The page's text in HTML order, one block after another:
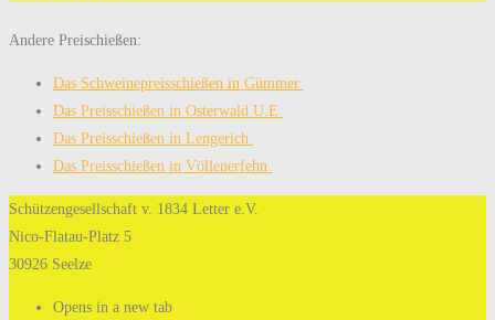
Andere Preischießen:
Das Schweinepreisschießen in Gümmer
Das Preisschießen in Osterwald U.E
Das Preisschießen in Lengerich
Das Preisschießen in Völlenerfehn
Schützengesellschaft v. 1834 Letter e.V.
Nico-Flatau-Platz 5
30926 Seelze
Opens in a new tab